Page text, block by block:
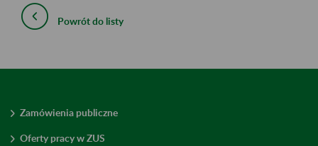
Powrót do listy
Zamówienia publiczne
Oferty pracy w ZUS